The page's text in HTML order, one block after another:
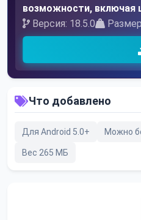
возможности, включая
Версия: 18.5.0
Что добавлено
Для Android 5.0+ Можно
Вес 265 МБ